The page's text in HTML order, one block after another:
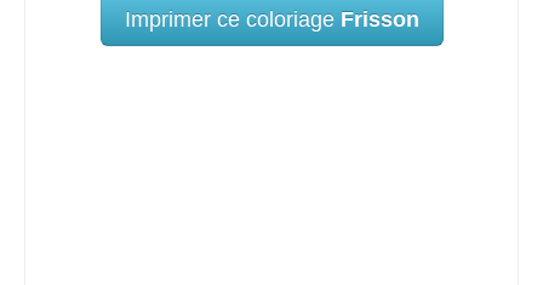
Imprimer ce coloriage Frisson